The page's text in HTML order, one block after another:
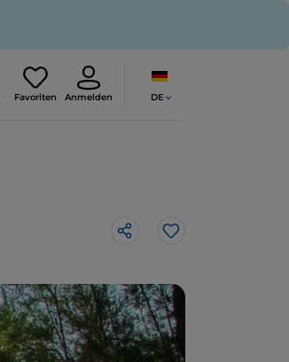
Favoriten Anmelden DE
Like